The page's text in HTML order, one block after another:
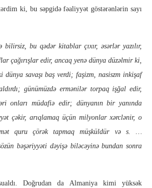
ki, bu səpgidə fəaliyyət göstərənlərin sayı
bu qədər kitablar çıxır, əsərlər yazılır,
çağırışlar edir, ancaq yenə dünya düzəlmir ki,
savaşı baş verdi; faşizm, nasiszm inkişaf
günümüzdə ermənilər torpaq işğal edir,
onları müdafiə edir; dünyanın bir yanında
çəkir, arıqlamaq üçün milyonlar xərclənir, o
quru çörək tapmaq müşküldür və s. …
bəşəriyyəti dəyişə biləcəyinə bundan sonra
Doğrudan da Almaniya kimi yüksək